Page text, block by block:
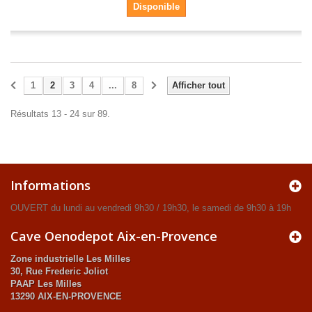
Disponible
Afficher tout
1 2 3 4 ... 8
Résultats 13 - 24 sur 89.
Informations
OUVERT du lundi au vendredi 9h30 / 19h30, le samedi de 9h30 à 19h
Cave Oenodepot Aix-en-Provence
Zone industrielle Les Milles
30, Rue Frederic Joliot
PAAP Les Milles
13290 AIX-EN-PROVENCE